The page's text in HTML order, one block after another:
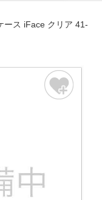
ース iFace クリア 41-